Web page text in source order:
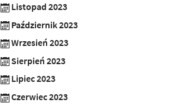
Listopad 2023
Październik 2023
Wrzesień 2023
Sierpień 2023
Lipiec 2023
Czerwiec 2023